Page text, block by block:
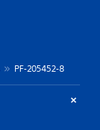
PF-205452-8